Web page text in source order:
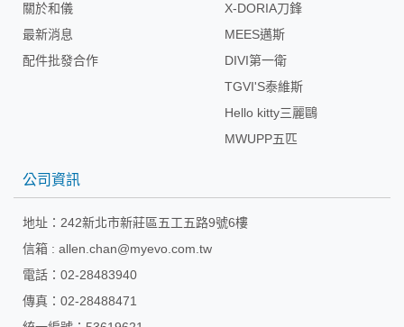
關於和儀
最新消息
配件批發合作
X-DORIA刀鋒
MEES邁斯
DIVI第一衛
TGVI'S泰維斯
Hello kitty三麗鷗
MWUPP五匹
公司資訊
地址： 242新北市新莊區五工五路9號6樓
信箱 : allen.chan@myevo.com.tw
電話：02-28483940
傳真：02-28488471